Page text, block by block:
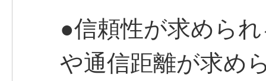
●信頼性が求めら
や通信距離が求め